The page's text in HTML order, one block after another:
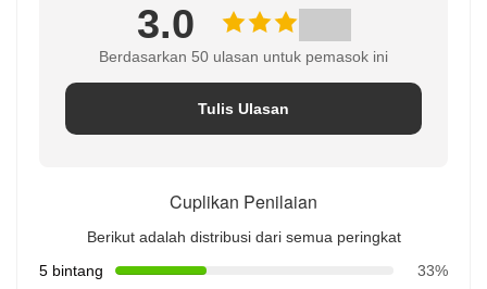
3.0
Berdasarkan 50 ulasan untuk pemasok ini
Tulis Ulasan
Cuplikan Penilaian
Berikut adalah distribusi dari semua peringkat
5 bintang
33%